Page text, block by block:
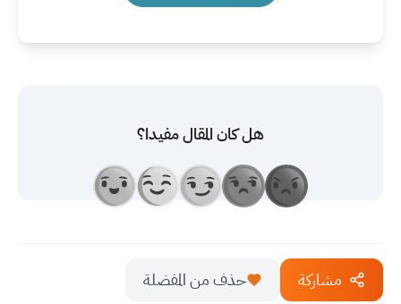
هل كان المقال مفيدا؟
مشاركة حذف من المفضلة